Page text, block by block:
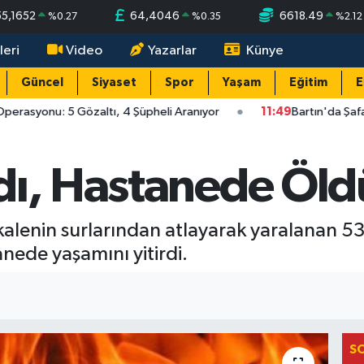
%0.27 64,4046 %0.35 6618.49 %2.12
Video Yazarlar Künye
Güncel Siyaset Spor Yaşam Eğitim
5 Gözaltı, 4 Şüpheli Aranıyor 11:49Bartın'da
Hastanede
surlarından atlayarak yaralanan
yaşamını yitirdi.